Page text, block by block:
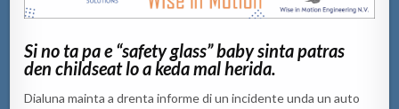
Si no ta pa e “safety glass” baby sinta patras
den childseat lo a keda mal herida.
Dialuna mainta a drenta informe di un incidente unda un auto